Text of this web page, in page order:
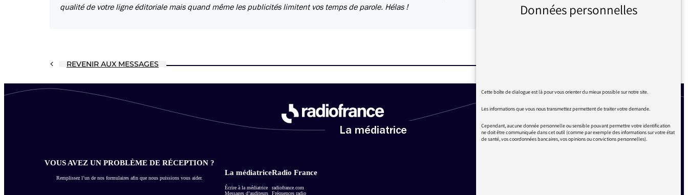
qualité de votre ligne éditoriale mais quand même les publicités limitent vos temps de parole. Hélas !
REVENIR AUX MESSAGES
La médiatrice
VOUS AVEZ UN PROBLÈME DE RÉCEPTION ?
Remplissez l’un de nos formulaires afin que nous puissions vous aider.
La médiatrice
Écrire à la médiatrice
Messages d’auditeurs
Radio France
radiofrance.com
Fréquences radio
Données personnelles
Cette boîte de dialogue est là pour vous orienter du mieux possible sur notre site.
Les informations que vous nous transmettez permettent de traiter votre demande.
Cependant, aucune donnée personnelle ou sensible pouvant permettre votre identification
ne doit être communiquée dans cet outil (comme par exemple des informations sur votre état
de santé, vos coordonnées bancaires, vos opinions ou convictions personnelles).